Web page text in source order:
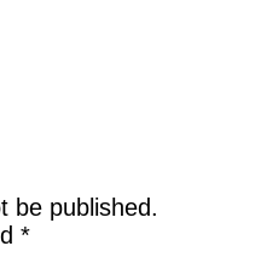
be published.
*